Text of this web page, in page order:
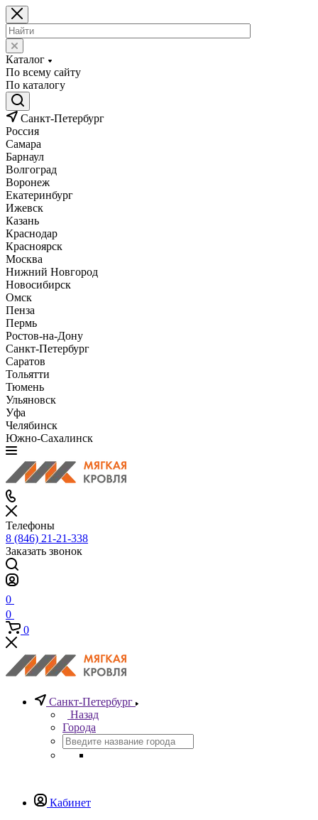
Каталог
По всему сайту
По каталогу
Санкт-Петербург
Россия
Самара
Барнаул
Волгоград
Воронеж
Екатеринбург
Ижевск
Казань
Краснодар
Красноярск
Москва
Нижний Новгород
Новосибирск
Омск
Пенза
Пермь
Ростов-на-Дону
Санкт-Петербург
Саратов
Тольятти
Тюмень
Ульяновск
Уфа
Челябинск
Южно-Сахалинск
Телефоны
8 (846) 21-21-338
Заказать звонок
0
0
0
Санкт-Петербург
Назад
Города
Кабинет